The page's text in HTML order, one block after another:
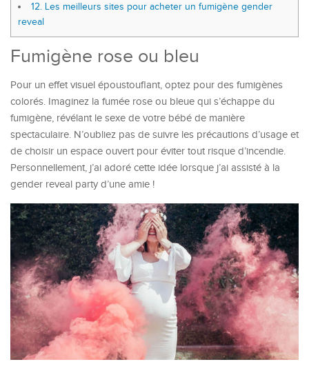
12. Les meilleurs sites pour acheter un fumigène gender
reveal
Fumigène rose ou bleu
Pour un effet visuel époustouflant, optez pour des fumigènes
colorés. Imaginez la fumée rose ou bleue qui s’échappe du
fumigène, révélant le sexe de votre bébé de manière
spectaculaire. N’oubliez pas de suivre les précautions d’usage et
de choisir un espace ouvert pour éviter tout risque d’incendie.
Personnellement, j’ai adoré cette idée lorsque j’ai assisté à la
gender reveal party d’une amie !